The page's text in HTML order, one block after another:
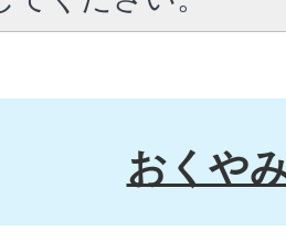
おくや